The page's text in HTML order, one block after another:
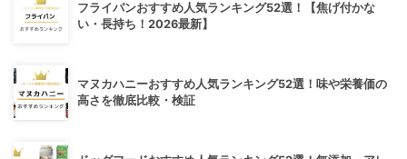
フライパンおすすめ人気ランキング52選！【焦げ付かな
い・長持ち！2026最新】
マヌカハニーおすすめ人気ランキング52選！味や栄養価の
高さを徹底比較・検証